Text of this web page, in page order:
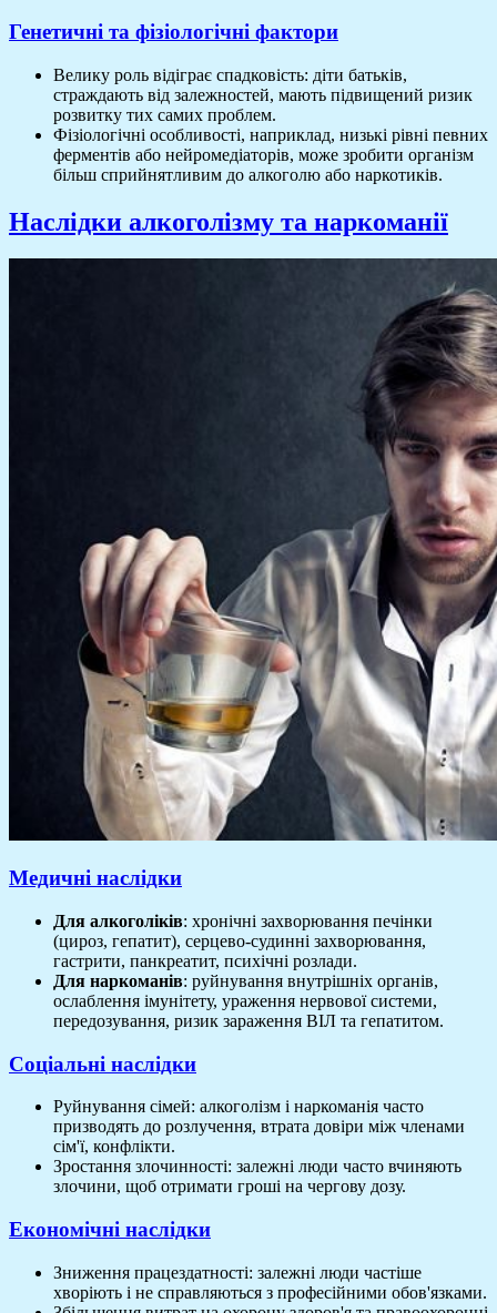
Генетичні та фізіологічні фактори
Велику роль відіграє спадковість: діти батьків,
страждають від залежностей, мають підвищений ризик
розвитку тих самих проблем.
Фізіологічні особливості, наприклад, низькі рівні певних
ферментів або нейромедіаторів, може зробити організм
більш сприйнятливим до алкоголю або наркотиків.
Наслідки алкоголізму та наркоманії
Медичні наслідки
Для алкоголіків: хронічні захворювання печінки
(цироз, гепатит), серцево-судинні захворювання,
гастрити, панкреатит, психічні розлади.
Для наркоманів: руйнування внутрішніх органів,
ослаблення імунітету, ураження нервової системи,
передозування, ризик зараження ВІЛ та гепатитом.
Соціальні наслідки
Руйнування сімей: алкоголізм і наркоманія часто
призводять до розлучення, втрата довіри між членами
сім'ї, конфлікти.
Зростання злочинності: залежні люди часто вчиняють
злочини, щоб отримати гроші на чергову дозу.
Економічні наслідки
Зниження працездатності: залежні люди частіше
хворіють і не справляються з професійними обов'язками.